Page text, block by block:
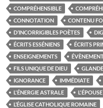
COMPRÉHENSIBLE
CONNOTATION
CONTENU
D’INCORRIGIBLES POÈTES
ÉCRITS ESSÉNIENS
ÉCRITS
ENSEIGNEMENTS
FILS UNIQUE DE DIEU
IGNORANCE
IMMÉDIATE
L'ÉNERGIE ASTRALE
L’ÉGLISE CATHOLIQUE ROMAINE